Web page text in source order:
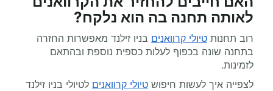
לאותה תחנה בה הוא נלקח?
רוב תחנות טיולי קרוואנים בניו זילנד מאפשרות החזרה
בתחנה שונה בכפוף לעלות כספית נוספת ובהתאם
לזמינות.
לצפייה איך לעשות חיפוש טיולי קרוואנים לטיולי בניו זילנד